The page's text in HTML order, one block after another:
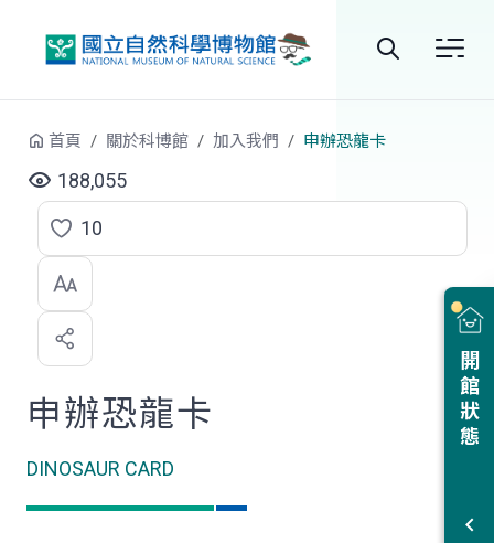
站
尋
開館狀態
首頁 關於科博館 加入我們 申辦恐龍卡
188,055
點
選
喜
歡
10
申辦恐龍卡
DINOSAUR CARD